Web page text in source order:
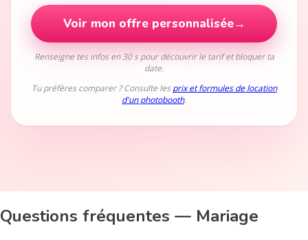
Voir mon offre personnalisée→
Renseigne tes infos en 30 s pour découvrir le tarif et bloquer ta
date.
Tu préfères comparer ? Consulte les prix et formules de location
d'un photobooth.
Questions fréquentes — Mariage